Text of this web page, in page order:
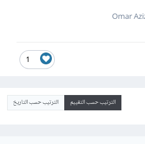
1
الترتيب حسب التقييم الترتيب حسب التاريخ